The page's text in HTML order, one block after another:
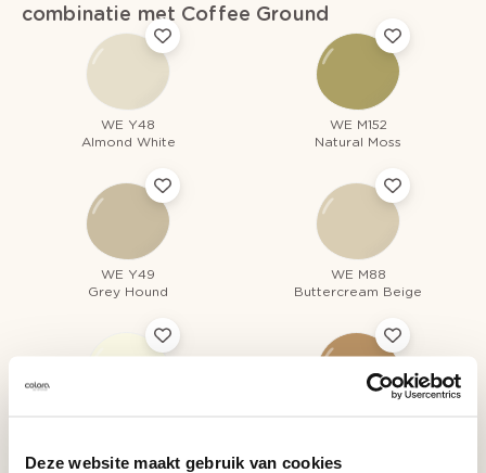
Deze website maakt gebruik van cookies
combinatie met Coffee Ground
WE Y48
Almond White
WE M152
Natural Moss
WE Y49
Grey Hound
WE M88
Buttercream Beige